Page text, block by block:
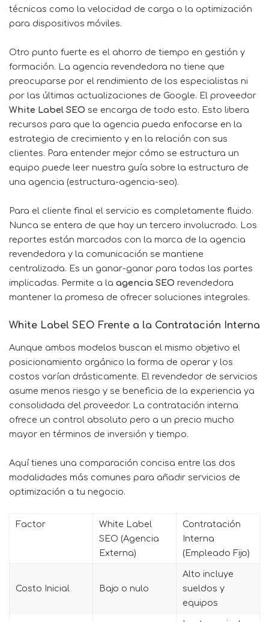
técnicas como la velocidad de carga o la optimización
para dispositivos móviles.
Otro punto fuerte es el ahorro de tiempo en gestión y
formación. La agencia revendedora no tiene que
preocuparse por el rendimiento de los especialistas ni
por las últimas actualizaciones de Google. El proveedor
White Label SEO se encarga de todo esto. Esto libera
recursos para que la agencia pueda enfocarse en la
estrategia de crecimiento y en la relación con sus
clientes. Para entender mejor cómo se estructura un
equipo puede leer nuestra guía sobre la estructura de
una agencia (estructura-agencia-seo).
Para el cliente final el servicio es completamente fluido.
Nunca se entera de que hay un tercero involucrado. Los
reportes están marcados con la marca de la agencia
revendedora y la comunicación se mantiene
centralizada. Es un ganar-ganar para todas las partes
implicadas. Permite a la agencia SEO revendedora
mantener la promesa de ofrecer soluciones integrales.
White Label SEO Frente a la Contratación Interna
Aunque ambos modelos buscan el mismo objetivo el
posicionamiento orgánico la forma de operar y los
costos varían drásticamente. El revendedor de servicios
asume menos riesgo y se beneficia de la experiencia ya
consolidada del proveedor. La contratación interna
ofrece un control absoluto pero a un precio mucho
mayor en términos de inversión y tiempo.
Aquí tienes una comparación concisa entre las dos
modalidades más comunes para añadir servicios de
optimización a tu negocio.
Factor
White Label
SEO (Agencia
Externa)
Contratación
Interna
(Empleado Fijo)
Costo Inicial Bajo o nulo
Alto incluye
sueldos y
equipos